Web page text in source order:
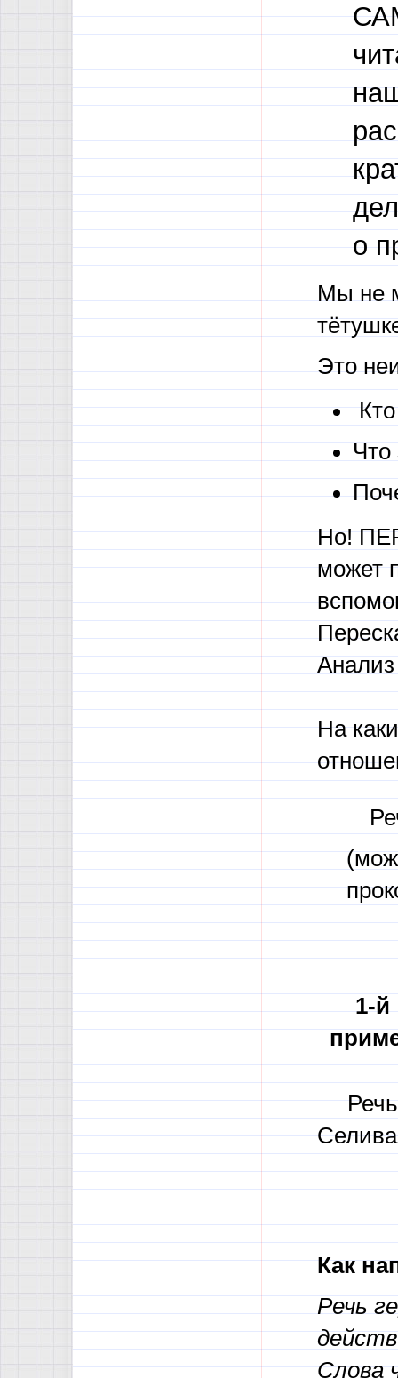
о
Мы не
Это
Кто
Что
Но!
может
На
1-й
Речь
Как
Речь
Слова